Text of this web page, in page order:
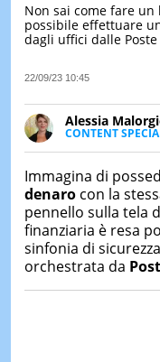
Non sai come fare un
possibile effettuare
dagli uffici dalle
22/09/23 10:45
Alessia
CONTENT
Ha conseguito
occupa della
dello sviluppo
canali digitali.
Immagina di
denarocon la
pennello sulla tela
finanziaria è resa
sinfonia di
orchestrata da